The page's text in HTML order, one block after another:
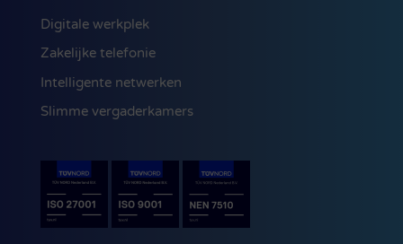
Digitale werkplek
Zakelijke telefonie
Intelligente netwerken
Slimme vergaderkamers